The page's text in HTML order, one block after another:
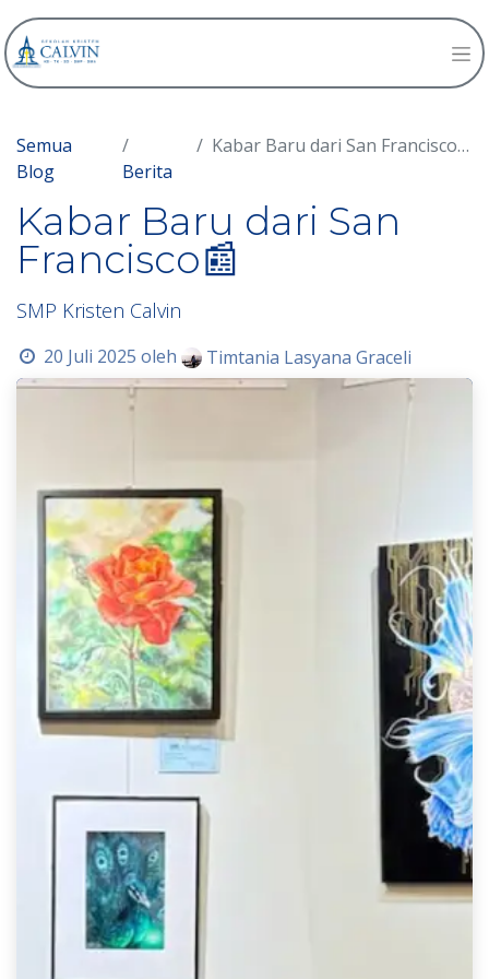
Semua
Blog
Berita
Kabar Baru dari San Francisco📰
Kabar Baru dari San
Francisco📰
SMP Kristen Calvin
20 Juli 2025 oleh Timtania Lasyana Graceli